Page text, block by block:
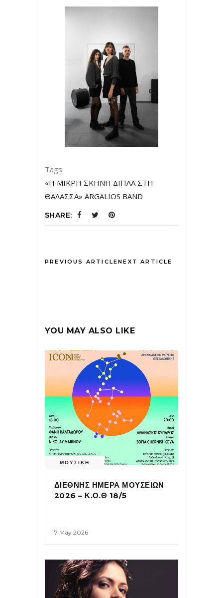
Tags:
«Η ΜΙΚΡΗ ΣΚΗΝΗ ΔΙΠΛΑ ΣΤΗ
ΘΑΛΑΣΣΑ» ARGALIOS BAND
SHARE:
PREVIOUS ARTICLENEXT ARTICLE
YOU MAY ALSO LIKE
ΜΟΥΣΙΚΗ
ΔΙΕΘΝΗΣ ΗΜΕΡΑ ΜΟΥΣΕΙΩΝ
2026 – Κ.Ο.Θ 18/5
7 May 2026